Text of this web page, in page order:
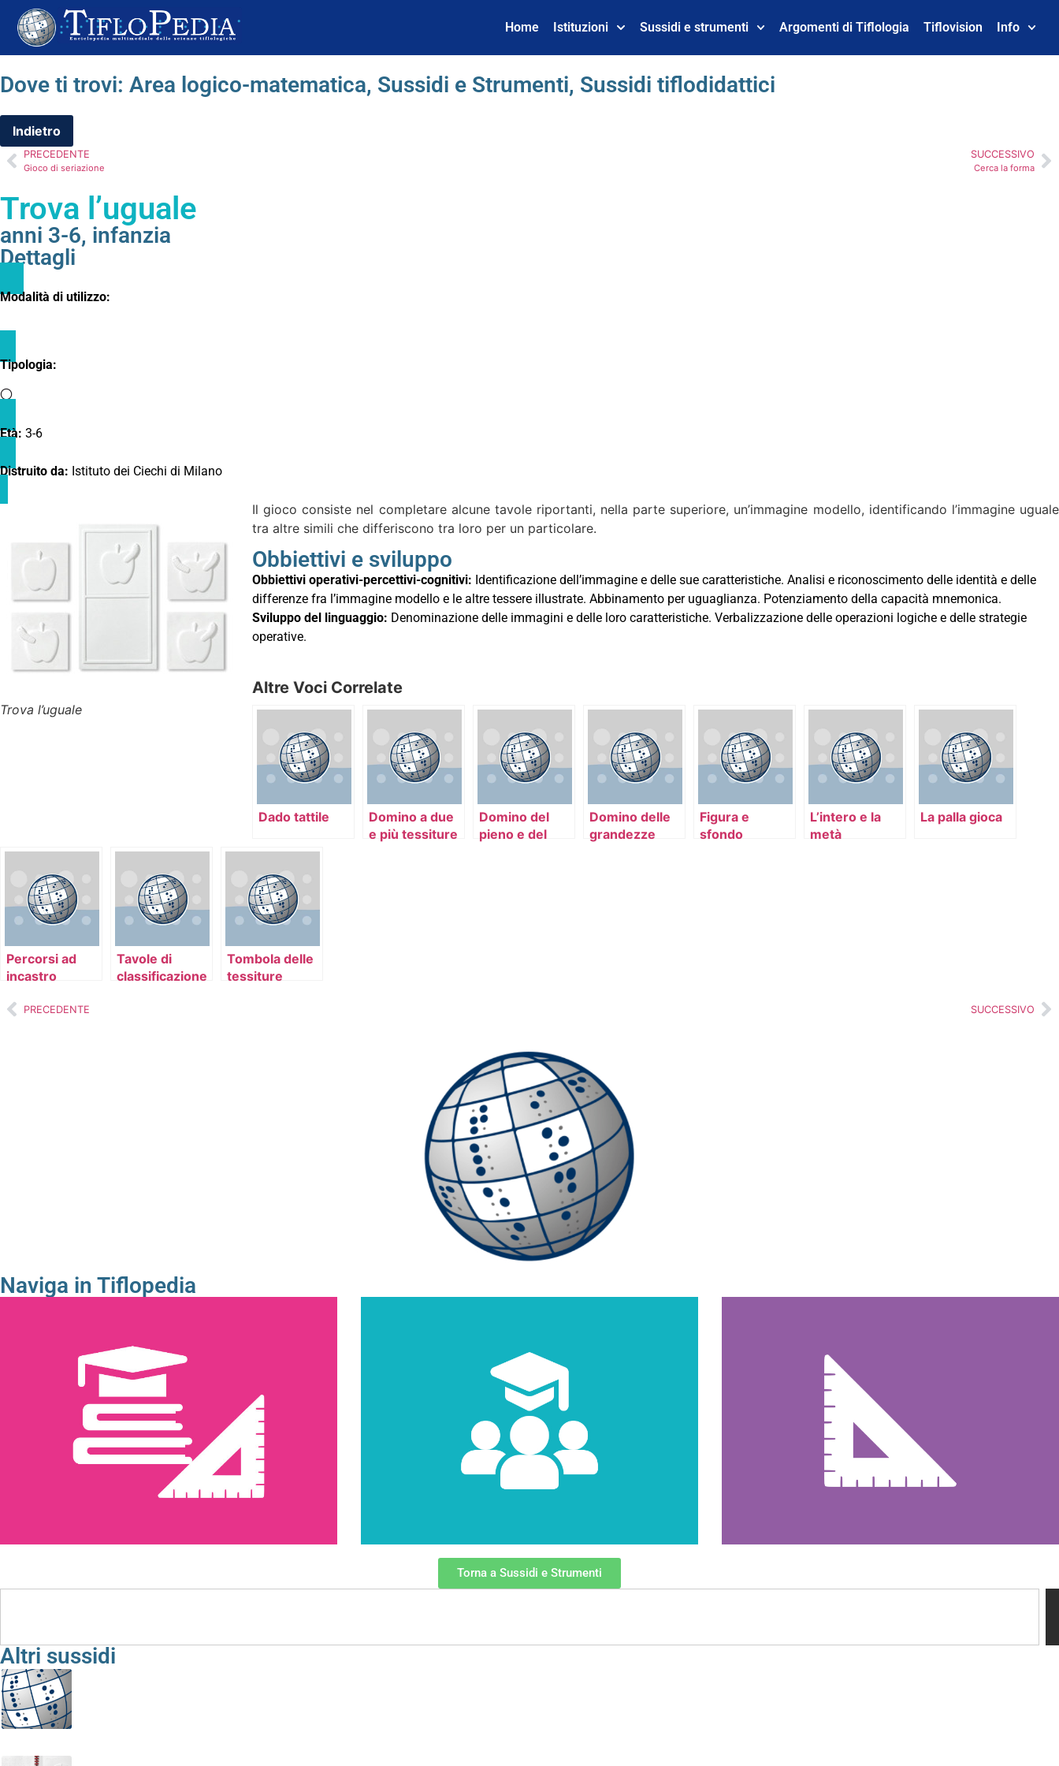
Home Istituzioni Sussidi e strumenti Argomenti di Tiflologia Tiflovision Info
Dove ti trovi: Area logico-matematica, Sussidi e Strumenti, Sussidi tiflodidattici
PRECEDENTE
Gioco di seriazione
SUCCESSIVO
Cerca la forma
Trova l’uguale
anni 3-6, infanzia
Dettagli
Modalità di utilizzo:
Tipologia:
Età: 3-6
Distruito da: Istituto dei Ciechi di Milano
Trova l’uguale
Il gioco consiste nel completare alcune tavole riportanti, nella parte superiore, un’immagine modello, identificando l’immagine uguale
tra altre simili che differiscono tra loro per un particolare.
Obbiettivi e sviluppo
Obbiettivi operativi-percettivi-cognitivi: Identificazione dell’immagine e delle sue caratteristiche. Analisi e riconoscimento delle identità e delle
differenze fra l’immagine modello e le altre tessere illustrate. Abbinamento per uguaglianza. Potenziamento della capacità mnemonica.
Sviluppo del linguaggio: Denominazione delle immagini e delle loro caratteristiche. Verbalizzazione delle operazioni logiche e delle strategie
operative.
Altre Voci Correlate
Dado tattile
Domino a due
e più tessiture
Domino del
pieno e del
Domino delle
grandezze
Figura e
sfondo
L’intero e la
metà
La palla gioca
Percorsi ad
incastro
Tavole di
classificazione
Tombola delle
tessiture
PRECEDENTE SUCCESSIVO
Naviga in Tiflopedia
Torna a Sussidi e Strumenti
Altri sussidi